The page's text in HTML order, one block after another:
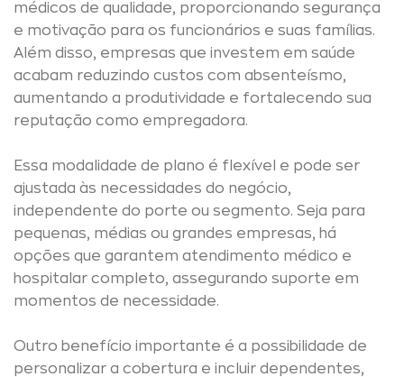
médicos de qualidade, proporcionando segurança
e motivação para os funcionários e suas famílias.
Além disso, empresas que investem em saúde
acabam reduzindo custos com absenteísmo,
aumentando a produtividade e fortalecendo sua
reputação como empregadora.
Essa modalidade de plano é flexível e pode ser
ajustada às necessidades do negócio,
independente do porte ou segmento. Seja para
pequenas, médias ou grandes empresas, há
opções que garantem atendimento médico e
hospitalar completo, assegurando suporte em
momentos de necessidade.
Outro benefício importante é a possibilidade de
personalizar a cobertura e incluir dependentes,